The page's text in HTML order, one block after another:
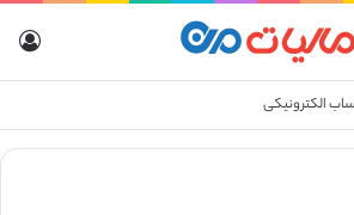
الکترونیکی